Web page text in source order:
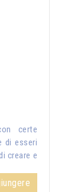
certe
di esseri
creare e